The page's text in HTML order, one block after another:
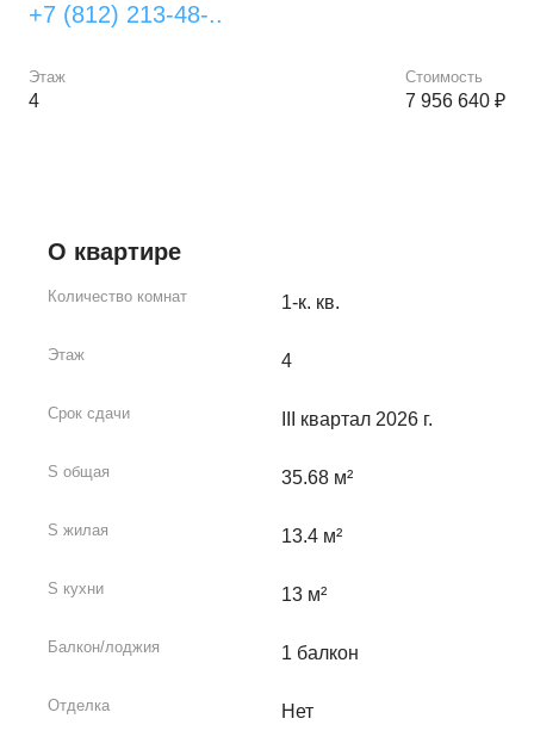
+7 (812) 213-48-..
Этаж
4
Стоимость
7 956 640 ₽
О квартире
Количество комнат 1-к. кв.
Этаж 4
Срок сдачи III квартал 2026 г.
S общая 35.68 м²
S жилая 13.4 м²
S кухни 13 м²
Балкон/лоджия 1 балкон
Отделка Нет